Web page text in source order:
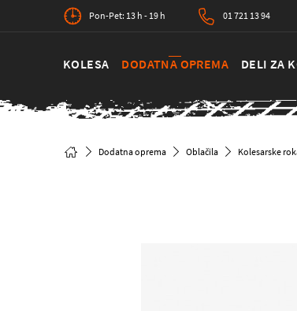
Pon-Pet: 13 h - 19 h 01 721 13 94
KOLESA DODATNA OPREMA DELI ZA
Dodatna oprema Oblačila Kolesarske